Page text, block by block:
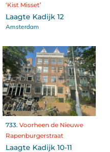
‘Kist Misset’
Laagte Kadijk 12
Amsterdam
733. Voorheen de Nieuwe
Rapenburgerstraat
Laagte Kadijk 10-11